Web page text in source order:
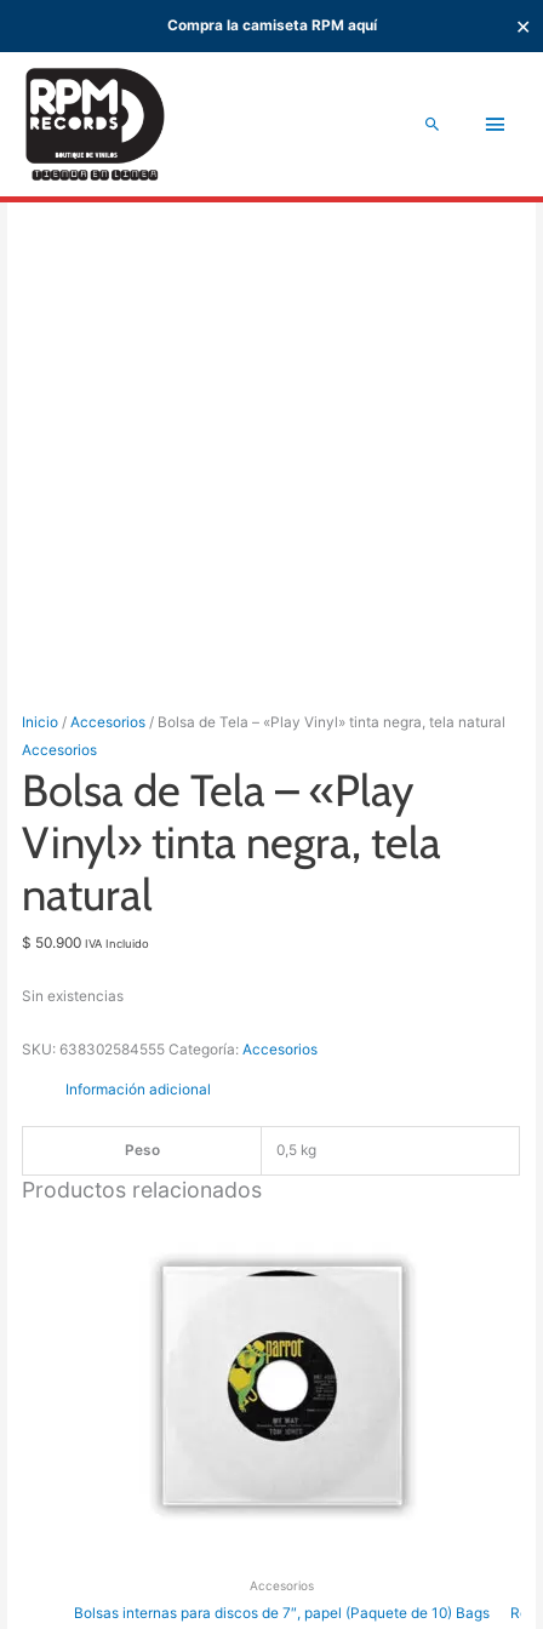
Compra la camiseta RPM aquí ✕
contenido
Buscar
Inicio /Accesorios / Bolsa de Tela – «Play Vinyl» tinta negra, tela natural
Accesorios
Bolsa de Tela – «Play
Vinyl» tinta negra, tela
natural
$ 50.900 IVA Incluido
Sin existencias
SKU:638302584555 Categoría:Accesorios
Información adicional
Peso 0,5 kg
Productos relacionados
Accesorios
Bolsas internas para discos de 7″, papel (Paquete de 10) Bags